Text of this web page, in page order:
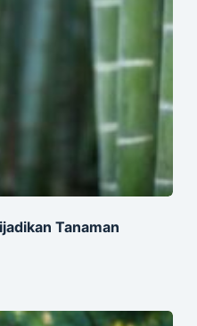
Tanaman